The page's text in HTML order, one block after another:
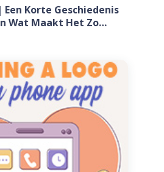
Korte Geschiedenis
Wat Maakt Het Zo